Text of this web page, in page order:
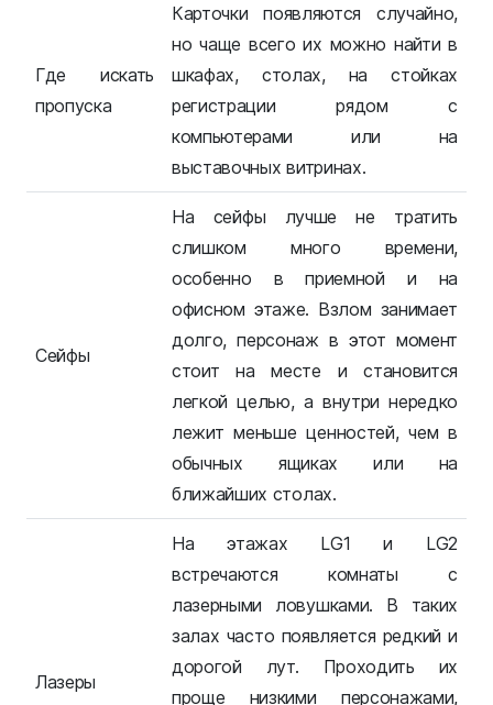
Где искать
пропуска
Карточки появляются случайно,
но чаще всего их можно найти в
шкафах, столах, на стойках
регистрации рядом с
компьютерами или на
выставочных витринах.
Сейфы
На сейфы лучше не тратить
слишком много времени,
особенно в приемной и на
офисном этаже. Взлом занимает
долго, персонаж в этот момент
стоит на месте и становится
легкой целью, а внутри нередко
лежит меньше ценностей, чем в
обычных ящиках или на
ближайших столах.
Лазеры
На этажах LG1 и LG2
встречаются комнаты с
лазерными ловушками. В таких
залах часто появляется редкий и
дорогой лут. Проходить их
проще низкими персонажами,